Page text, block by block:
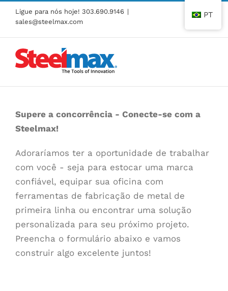
Pular
para
o
conteúdo
Ligue para nós hoje! 303.690.9146 |
sales@steelmax.com
Supere a concorrência - Conecte-se com a
Steelmax!
Adoraríamos ter a oportunidade de trabalhar
com você - seja para estocar uma marca
confiável, equipar sua oficina com
ferramentas de fabricação de metal de
primeira linha ou encontrar uma solução
personalizada para seu próximo projeto.
Preencha o formulário abaixo e vamos
construir algo excelente juntos!
PT